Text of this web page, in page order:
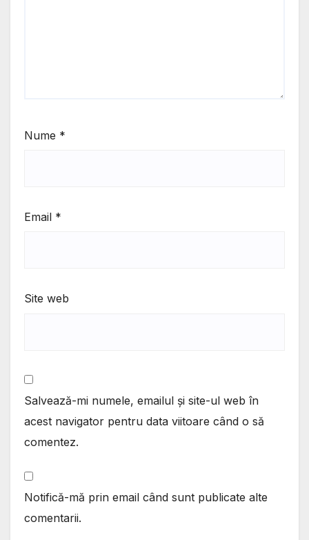
Nume *
Email *
Site web
Salvează-mi numele, emailul și site-ul web în
acest navigator pentru data viitoare când o să
comentez.
Notifică-mă prin email când sunt publicate alte
comentarii.